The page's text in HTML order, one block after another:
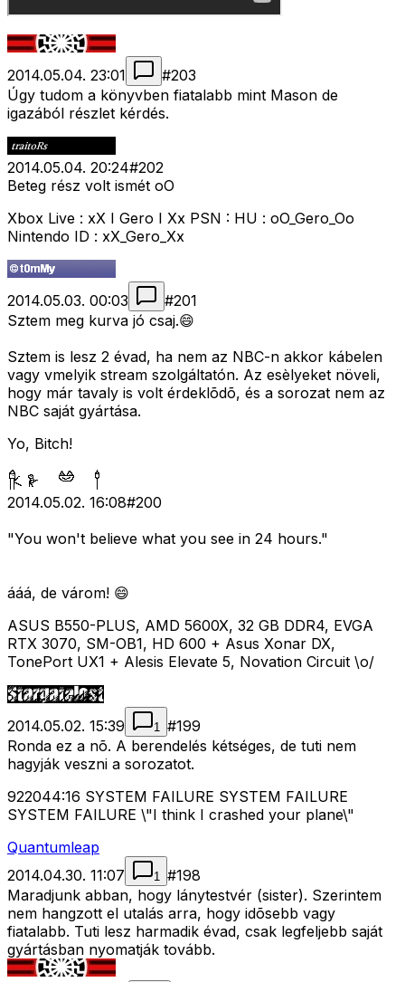
2014.05.04. 23:01 #203
Úgy tudom a könyvben fiatalabb mint Mason de
igazából részlet kérdés.
2014.05.04. 20:24#202
Beteg rész volt ismét oO
Xbox Live : xX I Gero I Xx PSN : HU : oO_Gero_Oo
Nintendo ID : xX_Gero_Xx
2014.05.03. 00:03 #201
Sztem meg kurva jó csaj.😄
Sztem is lesz 2 évad, ha nem az NBC-n akkor kábelen
vagy vmelyik stream szolgáltatón. Az esèlyeket növeli,
hogy már tavaly is volt érdeklõdõ, és a sorozat nem az
NBC saját gyártása.
Yo, Bitch!
2014.05.02. 16:08#200
"You won't believe what you see in 24 hours."
ááá, de várom! 😄
ASUS B550-PLUS, AMD 5600X, 32 GB DDR4, EVGA
RTX 3070, SM-OB1, HD 600 + Asus Xonar DX,
TonePort UX1 + Alesis Elevate 5, Novation Circuit \o/
2014.05.02. 15:39 1 #199
Ronda ez a nõ. A berendelés kétséges, de tuti nem
hagyják veszni a sorozatot.
922044:16 SYSTEM FAILURE SYSTEM FAILURE
SYSTEM FAILURE \"I think I crashed your plane\"
Quantumleap
2014.04.30. 11:07
1 #198
Maradjunk abban, hogy lánytestvér (sister). Szerintem
nem hangzott el utalás arra, hogy idõsebb vagy
fiatalabb. Tuti lesz harmadik évad, csak legfeljebb saját
gyártásban nyomatják tovább.